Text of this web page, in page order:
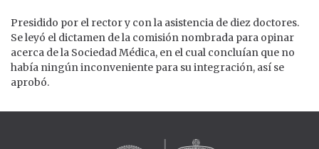
Presidido por el rector y con la asistencia de diez doctores.
Se leyó el dictamen de la comisión nombrada para opinar
acerca de la Sociedad Médica, en el cual concluían que no
había ningún inconveniente para su integración, así se
aprobó.